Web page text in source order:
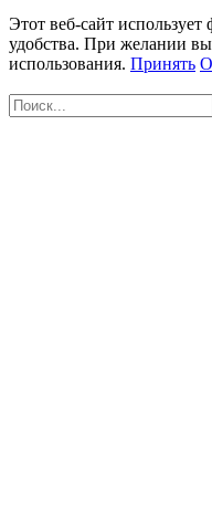
Этот веб-сайт
удобства. При желании вы
использования. Принять